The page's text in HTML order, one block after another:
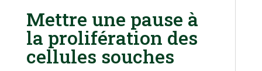
Mettre une pause à
la prolifération des
cellules souches